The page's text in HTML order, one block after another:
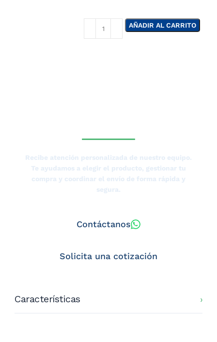
AÑADIR AL CARRITO
Recibe atención personalizada de nuestro equipo.
Te ayudamos a elegir el producto, gestionar tu
compra y coordinar el envío de forma rápida y
segura.
Contáctanos
Solicita una cotización
Características
CODIGO: HS-148RB